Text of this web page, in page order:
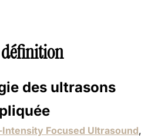
définition
des ultrasons
Focused Ultrasound,